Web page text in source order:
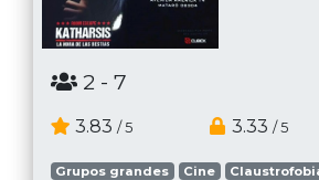
2 - 7
3.83 / 5 3.33 / 5
Grupos grandes Cine